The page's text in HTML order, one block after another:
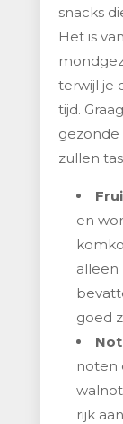
snacks
Het is
terwijl je
tijd.
gezonde
zullen
en
alleen
goed
noten
rijk